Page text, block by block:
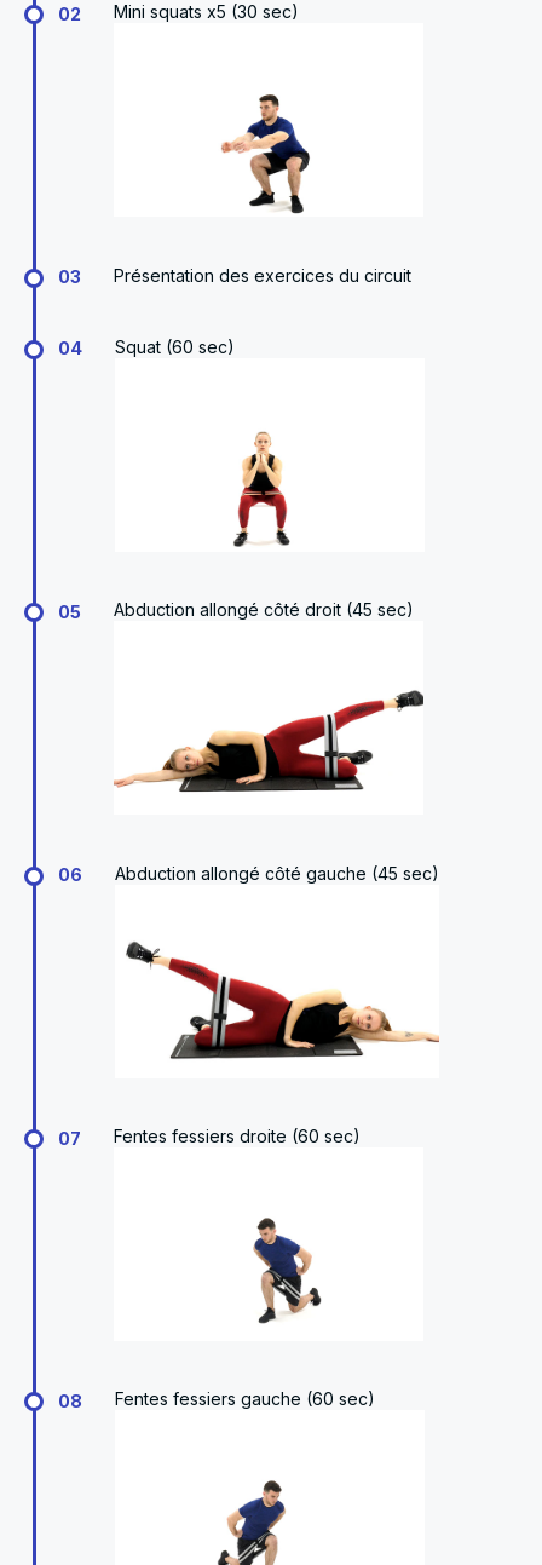
02 Mini squats x5 (30 sec)
03 Présentation des exercices du circuit
04 Squat (60 sec)
05 Abduction allongé côté droit (45 sec)
06 Abduction allongé côté gauche (45 sec)
07 Fentes fessiers droite (60 sec)
08 Fentes fessiers gauche (60 sec)